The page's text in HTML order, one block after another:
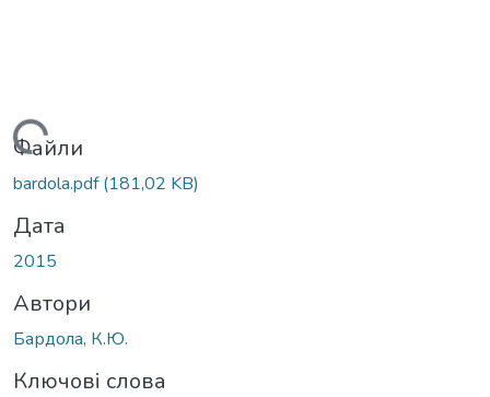
Вантажиться...
Файли
bardola.pdf(181,02 KB)
Дата
2015
Автори
Бардола, К.Ю.
Ключові слова